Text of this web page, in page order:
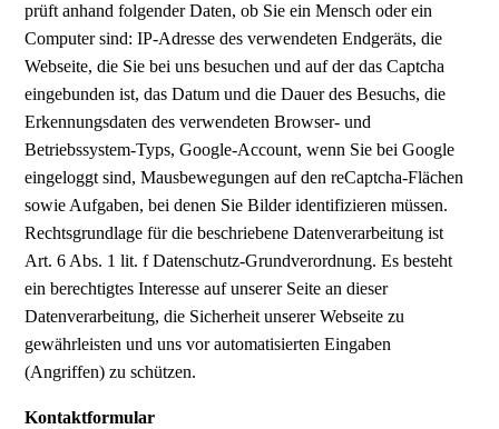
prüft anhand folgender Daten, ob Sie ein Mensch oder ein
Computer sind: IP-Adresse des verwendeten Endgeräts, die
Webseite, die Sie bei uns besuchen und auf der das Captcha
eingebunden ist, das Datum und die Dauer des Besuchs, die
Erkennungsdaten des verwendeten Browser- und
Betriebssystem-Typs, Google-Account, wenn Sie bei Google
eingeloggt sind, Mausbewegungen auf den reCaptcha-Flächen
sowie Aufgaben, bei denen Sie Bilder identifizieren müssen.
Rechtsgrundlage für die beschriebene Datenverarbeitung ist
Art. 6 Abs. 1 lit. f Datenschutz-Grundverordnung. Es besteht
ein berechtigtes Interesse auf unserer Seite an dieser
Datenverarbeitung, die Sicherheit unserer Webseite zu
gewährleisten und uns vor automatisierten Eingaben
(Angriffen) zu schützen.
Kontaktformular